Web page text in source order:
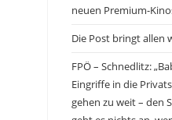
neuen Premium-
Die Post bringt allen
FPÖ – Schnedlitz:
Eingriffe in die
gehen zu weit – den